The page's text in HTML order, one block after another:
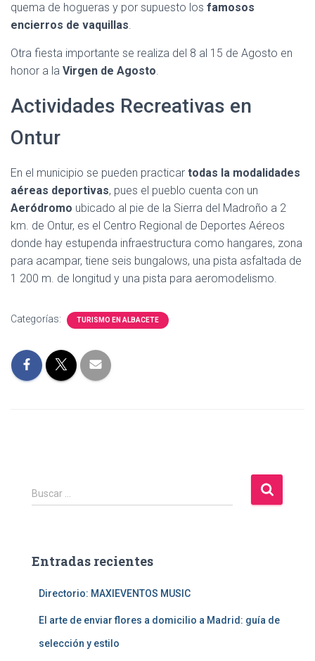
quema de hogueras y por supuesto los famosos
encierros de vaquillas.
Otra fiesta importante se realiza del 8 al 15 de Agosto en
honor a la Virgen de Agosto.
Actividades Recreativas en
Ontur
En el municipio se pueden practicar todas la modalidades
aéreas deportivas, pues el pueblo cuenta con un
Aeródromo ubicado al pie de la Sierra del Madroño a 2
km. de Ontur, es el Centro Regional de Deportes Aéreos
donde hay estupenda infraestructura como hangares, zona
para acampar, tiene seis bungalows, una pista asfaltada de
1 200 m. de longitud y una pista para aeromodelismo.
Categorías: TURISMO EN ALBACETE
B
u
r
Buscar …
Entradas recientes
Directorio: MAXIEVENTOS MUSIC
El arte de enviar flores a domicilio a Madrid: guía de
selección y estilo